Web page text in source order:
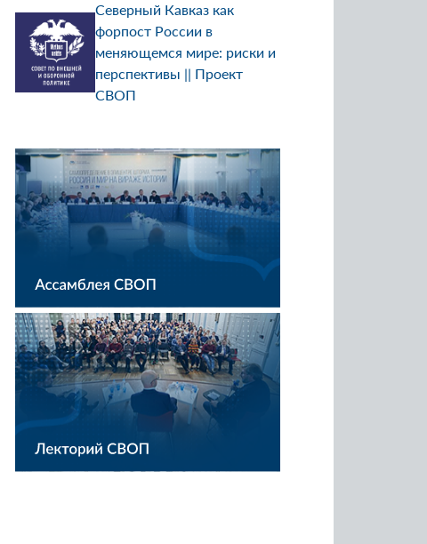
Северный Кавказ как
форпост России в
меняющемся мире: риски и
перспективы || Проект
СВОП